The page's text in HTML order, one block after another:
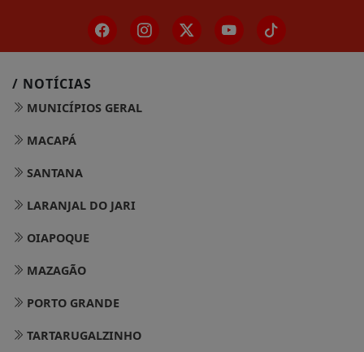
/ NOTÍCIAS
MUNICÍPIOS GERAL
MACAPÁ
SANTANA
LARANJAL DO JARI
OIAPOQUE
MAZAGÃO
PORTO GRANDE
TARTARUGALZINHO